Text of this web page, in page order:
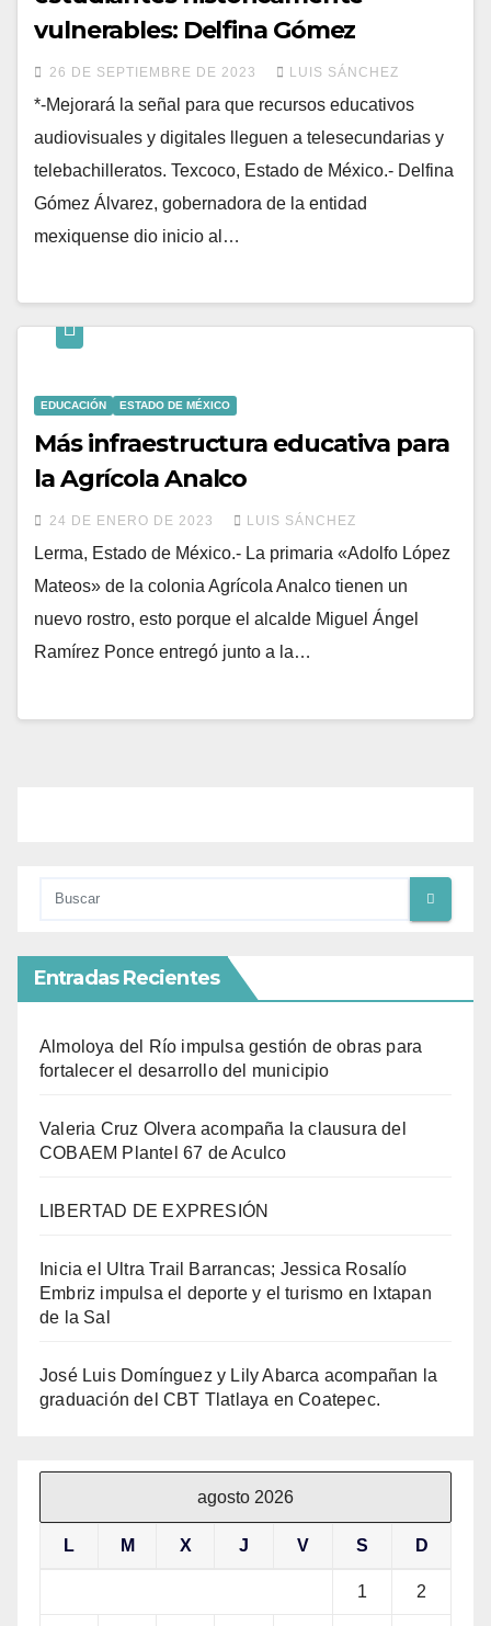
vulnerables: Delfina Gómez
26 DE SEPTIEMBRE DE 2023 LUIS SÁNCHEZ
*-Mejorará la señal para que recursos educativos
audiovisuales y digitales lleguen a telesecundarias y
telebachilleratos. Texcoco, Estado de México.- Delfina
Gómez Álvarez, gobernadora de la entidad
mexiquense dio inicio al…
EDUCACIÓN ESTADO DE MÉXICO
Más infraestructura educativa para
la Agrícola Analco
24 DE ENERO DE 2023 LUIS SÁNCHEZ
Lerma, Estado de México.- La primaria «Adolfo López
Mateos» de la colonia Agrícola Analco tienen un
nuevo rostro, esto porque el alcalde Miguel Ángel
Ramírez Ponce entregó junto a la…
Entradas Recientes
Almoloya del Río impulsa gestión de obras para
fortalecer el desarrollo del municipio
Valeria Cruz Olvera acompaña la clausura del
COBAEM Plantel 67 de Aculco
LIBERTAD DE EXPRESIÓN
Inicia el Ultra Trail Barrancas; Jessica Rosalío
Embriz impulsa el deporte y el turismo en Ixtapan
de la Sal
José Luis Domínguez y Lily Abarca acompañan la
graduación del CBT Tlatlaya en Coatepec.
agosto 2026
L M X J V S D
1 2